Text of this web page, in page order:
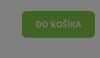
DO KOŠÍKA